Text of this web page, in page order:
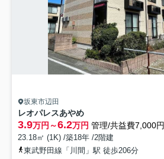
坂東市辺田
レオパレスあやめ
3.9万円～6.2万円 管理/共益費7,000円
23.18㎡ (1K) /築18年 /2階建
東武野田線「川間」駅 徒歩206分